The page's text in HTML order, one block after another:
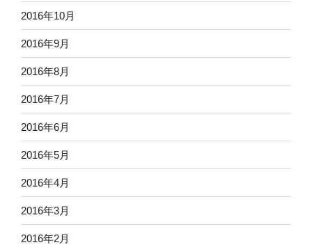
2016年10月
2016年9月
2016年8月
2016年7月
2016年6月
2016年5月
2016年4月
2016年3月
2016年2月